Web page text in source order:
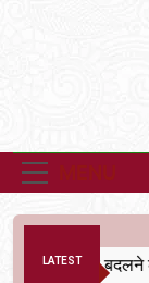
LATEST
व्यवस्था बदलने की